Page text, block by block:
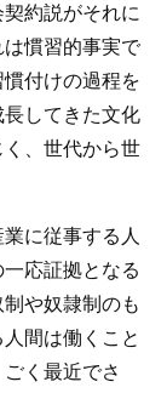
約説がそれに
慣習的事実で
付けの過程を
してきた文化
、世代から世
に従事する人
応証拠となる
や奴隷制のも
間は働くこと
く最近でさ